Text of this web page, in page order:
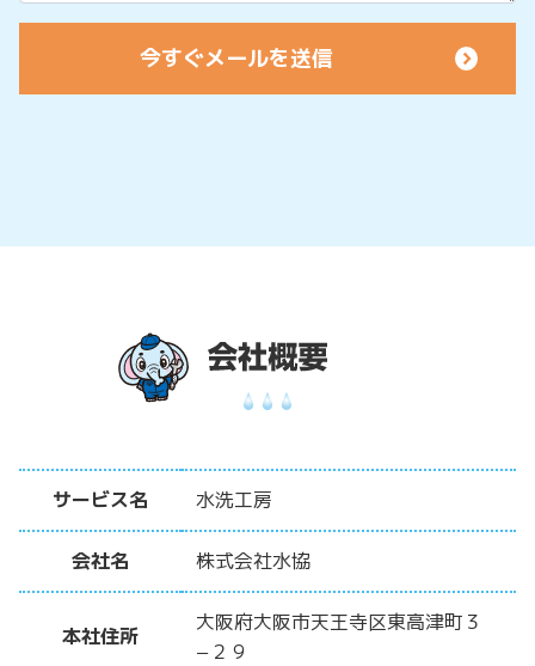
サービス名 水洗工房
会社名 株式会社水協
本社住所
大阪府大阪市天王寺区東高津町３
−２９